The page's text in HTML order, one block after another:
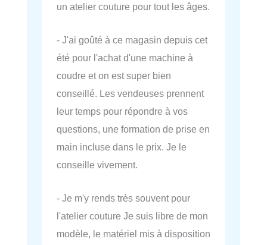
un atelier couture pour tout les âges.
- J'ai goûté à ce magasin depuis cet
été pour l'achat d'une machine à
coudre et on est super bien
conseillé. Les vendeuses prennent
leur temps pour répondre à vos
questions, une formation de prise en
main incluse dans le prix. Je le
conseille vivement.
- Je m'y rends très souvent pour
l'atelier couture Je suis libre de mon
modèle, le matériel mis à disposition